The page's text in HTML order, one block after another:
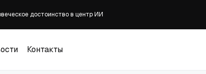
достоинство в центр ИИ
Контакты